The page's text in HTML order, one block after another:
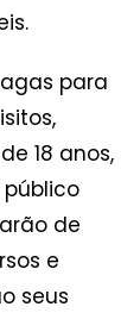
para
18 anos,
público
de
e
seus